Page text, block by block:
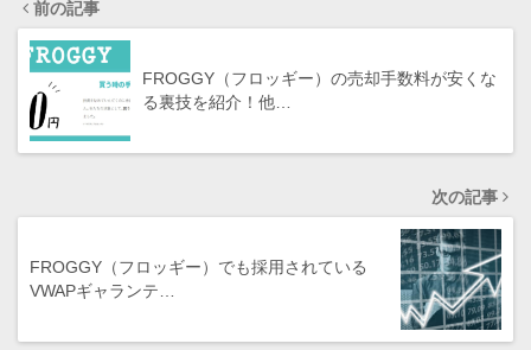
前の記事
FROGGY（フロッギー）の売却手数料が安くな
る裏技を紹介！他…
次の記事
FROGGY（フロッギー）でも採用されている
VWAPギャランテ…